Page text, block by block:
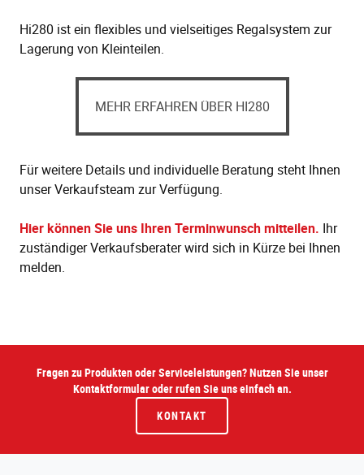
Hi280 ist ein flexibles und vielseitiges Regalsystem zur
Lagerung von Kleinteilen.
MEHR ERFAHREN ÜBER HI280
Für weitere Details und individuelle Beratung steht Ihnen
unser Verkaufsteam zur Verfügung.
Hier können Sie uns Ihren Terminwunsch mitteilen. Ihr
zuständiger Verkaufsberater wird sich in Kürze bei Ihnen
melden.
Fragen zu Produkten oder Serviceleistungen? Nutzen Sie unser
Kontaktformular oder rufen Sie uns einfach an.
KONTAKT